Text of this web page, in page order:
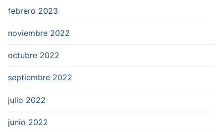
febrero 2023
noviembre 2022
octubre 2022
septiembre 2022
julio 2022
junio 2022